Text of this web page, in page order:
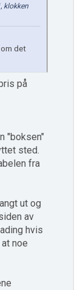
klokken
det
på
"boksen"
sted.
fra
ut og
av
hvis
noe